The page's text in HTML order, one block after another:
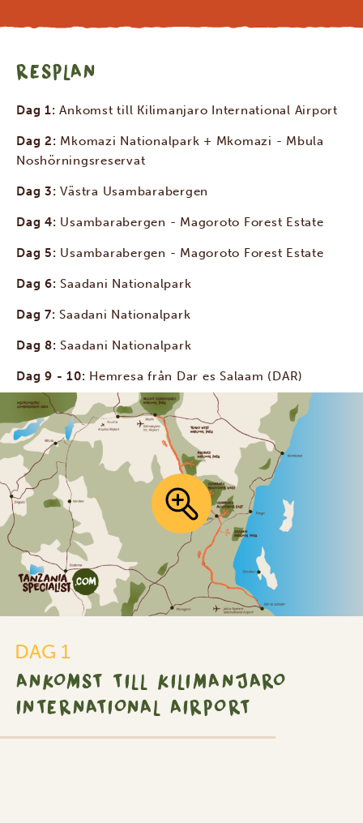
RESPLAN
Dag 1:Ankomst till Kilimanjaro International Airport
Dag 2: Mkomazi Nationalpark + Mkomazi - Mbula
Noshörningsreservat
Dag 3:Västra Usambarabergen
Dag 4: Usambarabergen - Magoroto Forest Estate
Dag 5: Usambarabergen - Magoroto Forest Estate
Dag 6: Saadani Nationalpark
Dag 7: Saadani Nationalpark
Dag 8: Saadani Nationalpark
Dag 9 - 10: Hemresa från Dar es Salaam (DAR)
DAG 1
ANKOMST TILL KILIMANJARO
INTERNATIONAL AIRPORT